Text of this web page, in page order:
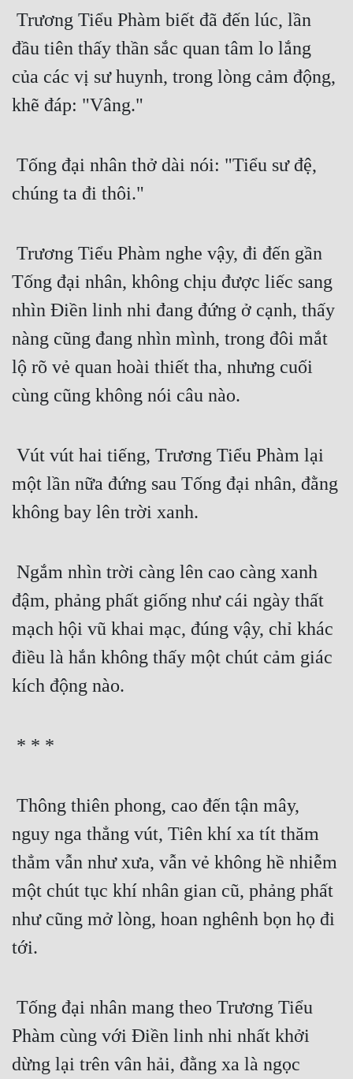
đầu tiên thấy thần sắc quan tâm lo lắng
của các vị sư huynh, trong lòng cảm động,
khẽ đáp: "Vâng."
chúng ta đi thôi."
Tống đại nhân, không chịu được liếc sang
nhìn Điền linh nhi đang đứng ở cạnh, thấy
nàng cũng đang nhìn mình, trong đôi mắt
lộ rõ vẻ quan hoài thiết tha, nhưng cuối
cùng cũng không nói câu nào.
một lần nữa đứng sau Tống đại nhân, đằng
không bay lên trời xanh.
đậm, phảng phất giống như cái ngày thất
mạch hội vũ khai mạc, đúng vậy, chỉ khác
điều là hắn không thấy một chút cảm giác
kích động nào.
* * *
nguy nga thẳng vút, Tiên khí xa tít thăm
thẳm vẫn như xưa, vẫn vẻ không hề nhiễm
một chút tục khí nhân gian cũ, phảng phất
như cũng mở lòng, hoan nghênh bọn họ đi
tới.
Phàm cùng với Điền linh nhi nhất khởi
dừng lại trên vân hải, đằng xa là ngọc